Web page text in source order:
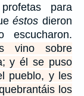
para
éstos dieron
escucharon.
vino sobre
y él se puso
pueblo, y les
los